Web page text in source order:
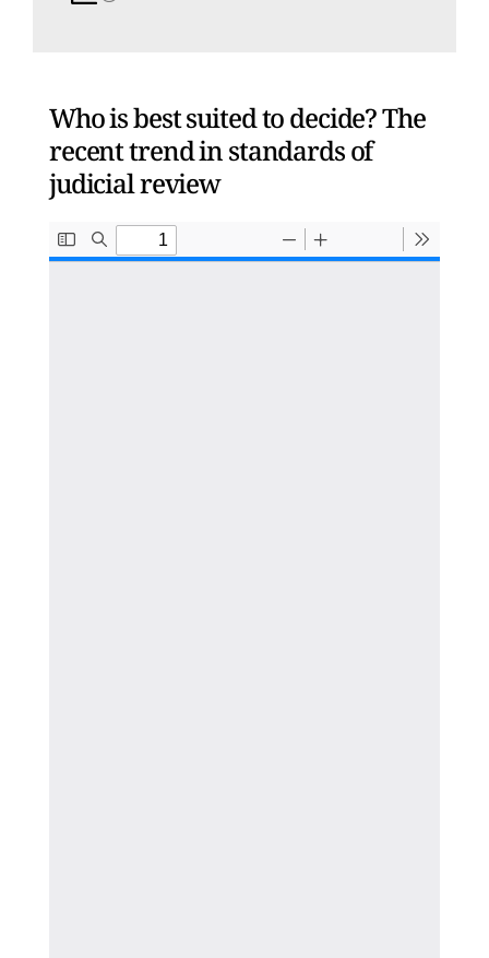
Who is best suited to decide? The
recent trend in standards of
judicial review